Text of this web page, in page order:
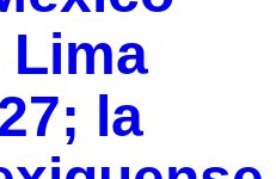
Lima
la